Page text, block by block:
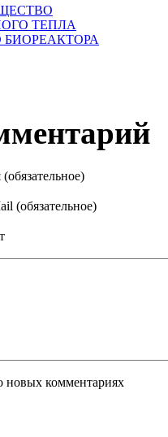
ТЕПЛА
(обязательное)
новых комментариях